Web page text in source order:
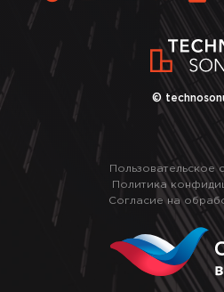
©
Пользовательское
Политика
Согласие на